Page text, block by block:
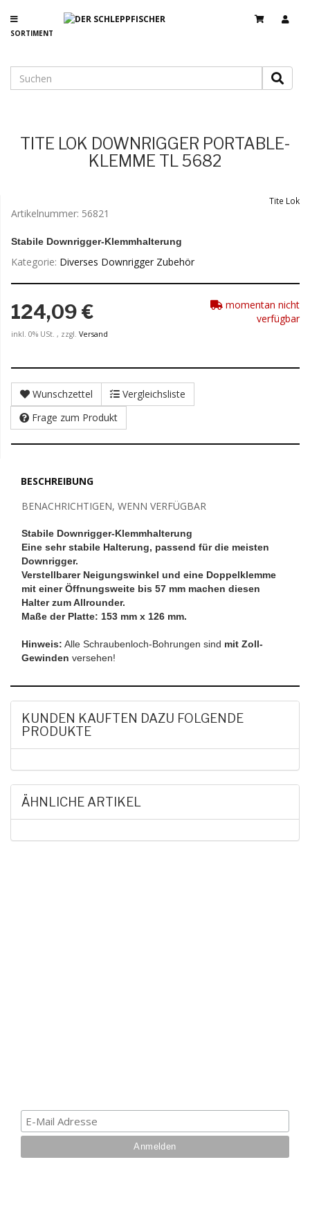
SORTIMENT
TITE LOK DOWNRIGGER PORTABLE-
KLEMME TL 5682
Tite Lok
Artikelnummer: 56821
Stabile Downrigger-Klemmhalterung
Kategorie: Diverses Downrigger Zubehör
124,09 €
inkl. 0% USt. , zzgl. Versand
momentan nicht
verfügbar
Wunschzettel
Vergleichsliste
Frage zum Produkt
BESCHREIBUNG
BENACHRICHTIGEN, WENN VERFÜGBAR
Stabile Downrigger-Klemmhalterung
Eine sehr stabile Halterung, passend für die meisten
Downrigger.
Verstellbarer Neigungswinkel und eine Doppelklemme
mit einer Öffnungsweite bis 57 mm machen diesen
Halter zum Allrounder.
Maße der Platte: 153 mm x 126 mm.
Hinweis: Alle Schraubenloch-Bohrungen sind mit Zoll-
Gewinden versehen!
KUNDEN KAUFTEN DAZU FOLGENDE
PRODUKTE
ÄHNLICHE ARTIKEL